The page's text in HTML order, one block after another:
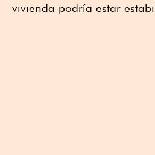
vivienda podría estar